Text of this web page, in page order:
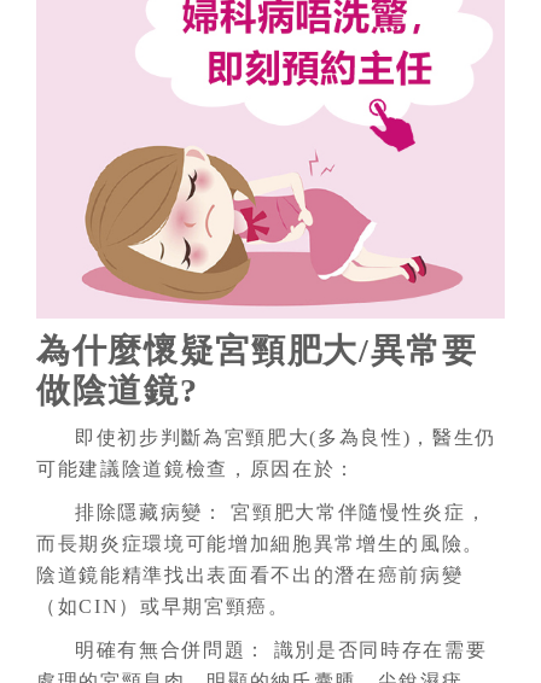
為什麼懷疑宮頸肥大/異常要
做陰道鏡?
即使初步判斷為宮頸肥大(多為良性)，醫生仍
可能建議陰道鏡檢查，原因在於：
排除隱藏病變： 宮頸肥大常伴隨慢性炎症，
而長期炎症環境可能增加細胞異常增生的風險。
陰道鏡能精準找出表面看不出的潛在癌前病變
（如CIN）或早期宮頸癌。
明確有無合併問題： 識別是否同時存在需要